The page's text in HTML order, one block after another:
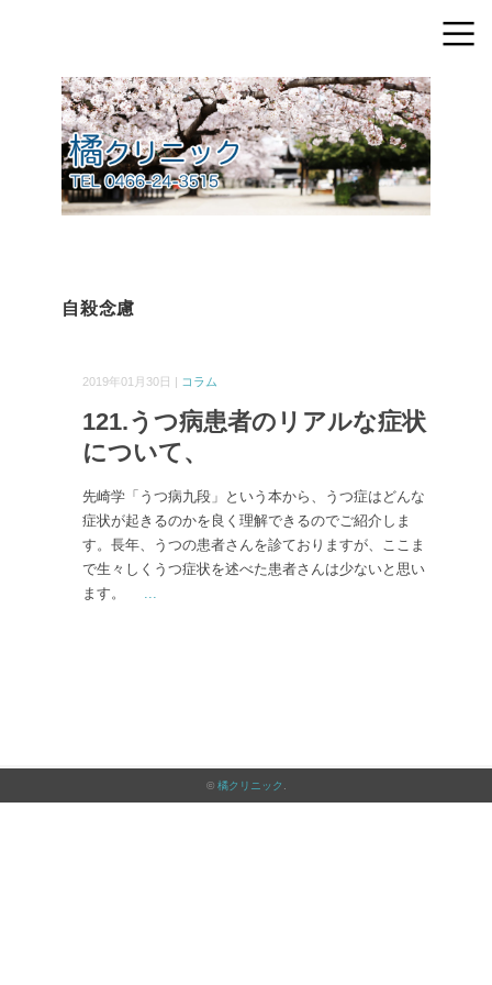
自殺念慮
2019年01月30日 | コラム
121.うつ病患者のリアルな症状
について、
先崎学「うつ病九段」という本から、うつ症はどんな
症状が起きるのかを良く理解できるのでご紹介しま
す。長年、うつの患者さんを診ておりますが、ここま
で生々しくうつ症状を述べた患者さんは少ないと思い
ます。 ...
© 橘クリニック